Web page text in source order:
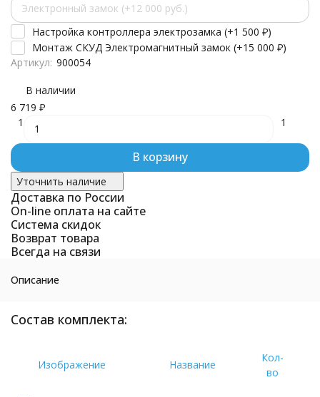
Электронный замок (+12 000 руб.)
Настройка контроллера электрозамка (+1 500 ₽)
Монтаж СКУД Электромагнитный замок (+15 000 ₽)
Артикул: 900054
В наличии
6 719 ₽
1
1
В корзину
Уточнить наличие
Доставка по России
On-line оплата на сайте
Система скидок
Возврат товара
Всегда на связи
Описание
Состав комплекта:
Изображение Название
Кол-
во